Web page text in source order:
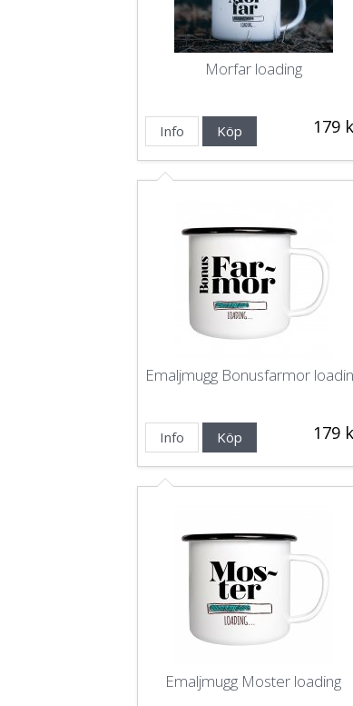
Morfar loading
179
Info Köp
Emaljmugg Bonusfarmor
179
Info Köp
Emaljmugg Moster loading